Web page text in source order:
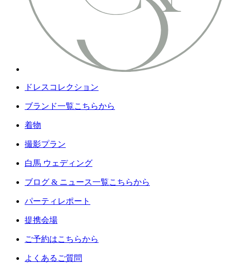
ドレスコレクション
ブランド一覧こちらから
着物
撮影プラン
白馬 ウェディング
ブログ & ニュース一覧こちらから
パーティレポート
提携会場
ご予約はこちらから
よくあるご質問